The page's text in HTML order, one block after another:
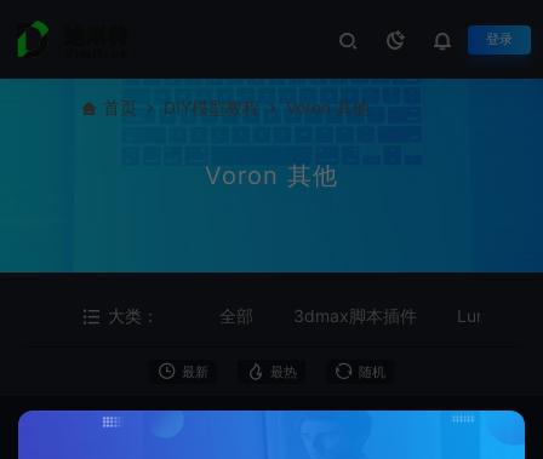
登录
首页 DIY模型教程 Voron 其他
Voron 其他
大类： 全部 3dmax脚本插件 Lumenpnp
最新 最热 随机